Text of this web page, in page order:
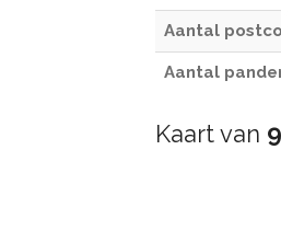
Aantal
Aantal
Kaart van